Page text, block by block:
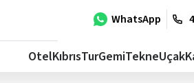
WhatsApp
OtelKıbrısTurGemiTekneUçak